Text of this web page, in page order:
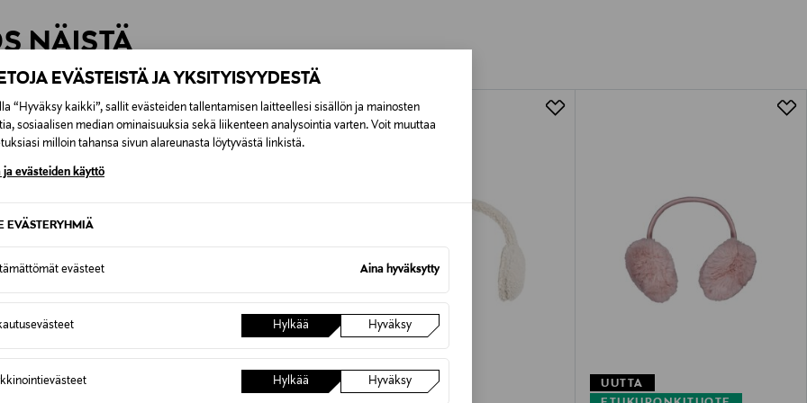
EVÄSTEISTÄ JA YKSITYISYYDESTÄ
“Hyväksy kaikki”, sallit evästeiden tallentamisen laitteellesi sisällön ja mainosten
sosiaalisen median ominaisuuksia sekä liikenteen analysointia varten. Voit muuttaa
milloin tahansa sivun alareunasta löytyvästä linkistä.
ja evästeiden käyttö
EVÄSTERYHMIÄ
evästeet Aina hyväksytty
Hylkää Hyväksy
Hylkää Hyväksy
7,90 €–50,00 € kuljetusyhtiöstä ja tuotteen koosta riippuen
Alk. 6,90 €, kun toimitus on saatavilla valittuun osoitteeseen.
NÄISTÄ
UUTTA